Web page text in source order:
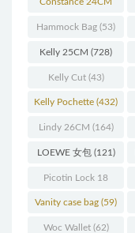
(216)
Hammock Bag (53)
Kelly 25CM (728)
Kelly Cut(43)
Kelly Pochette (432)
Lindy 26CM (164)
LOEWE 女包(121)
Picotin Lock 18
(202)
Vanity case bag (59)
Woc Wallet(62)